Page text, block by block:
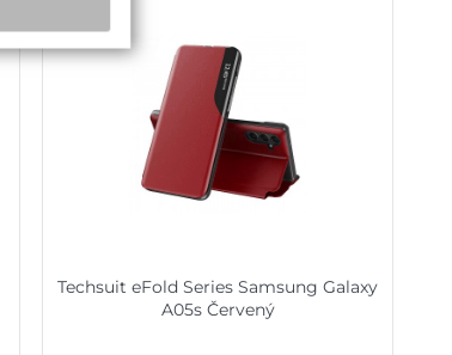
Techsuit eFold Series Samsung Galaxy
A05s Červený